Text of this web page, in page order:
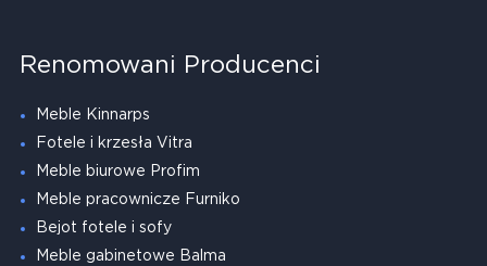
Renomowani Producenci
Meble Kinnarps
Fotele i krzesła Vitra
Meble biurowe Profim
Meble pracownicze Furniko
Bejot fotele i sofy
Meble gabinetowe Balma